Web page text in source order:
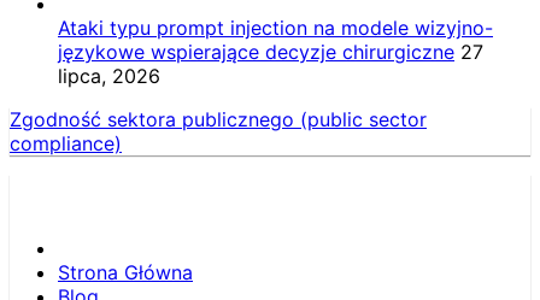
Ataki typu prompt injection na modele wizyjno-
językowe wspierające decyzje chirurgiczne 27
lipca, 2026
Zgodność sektora publicznego (public sector
compliance)
Strona Główna